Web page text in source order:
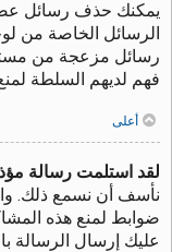
يمكنك حذف رسائل
الرسائل الخاصة من
رسائل مزعجة من
فهم لديهم السلطة
أعلى
لقد استلمت رسالة
نأسف أن نسمع ذلك.
ضوابط لمنع هذه
عليك إرسال الرسالة